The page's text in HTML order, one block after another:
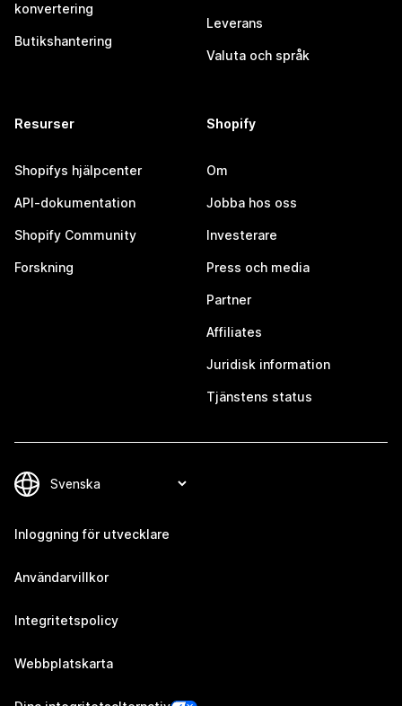
konvertering
Butikshantering
Leverans
Valuta och språk
Resurser
Shopifys hjälpcenter
API-dokumentation
Shopify Community
Forskning
Shopify
Om
Jobba hos oss
Investerare
Press och media
Partner
Affiliates
Juridisk information
Tjänstens status
Inloggning för utvecklare
Användarvillkor
Integritetspolicy
Webbplatskarta